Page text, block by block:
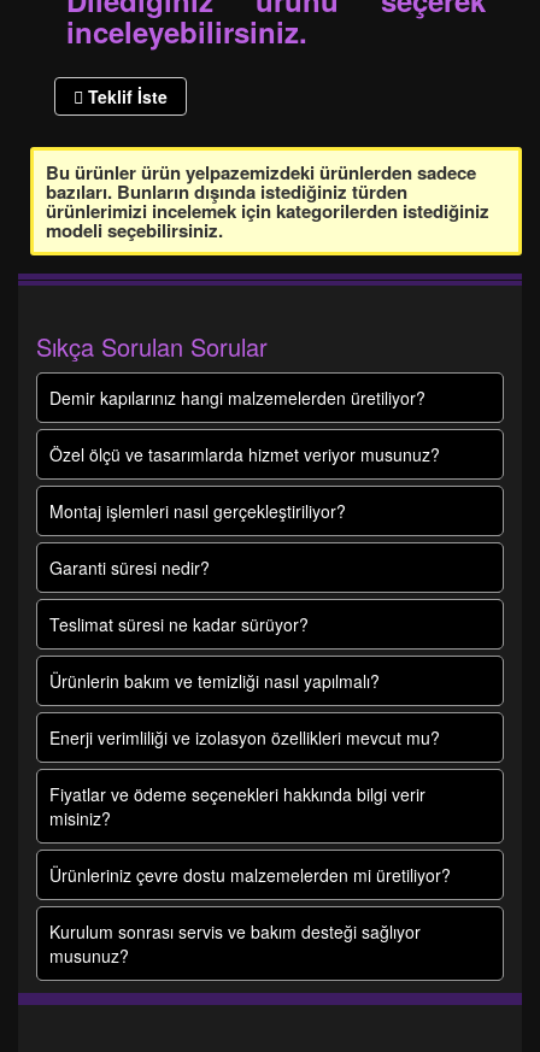
inceleyebilirsiniz.
Teklif İste
Bu ürünler ürün yelpazemizdeki ürünlerden sadece
bazıları. Bunların dışında istediğiniz türden
ürünlerimizi incelemek için kategorilerden istediğiniz
modeli seçebilirsiniz.
Sıkça Sorulan Sorular
Demir kapılarınız hangi malzemelerden üretiliyor?
Özel ölçü ve tasarımlarda hizmet veriyor musunuz?
Montaj işlemleri nasıl gerçekleştiriliyor?
Garanti süresi nedir?
Teslimat süresi ne kadar sürüyor?
Ürünlerin bakım ve temizliği nasıl yapılmalı?
Enerji verimliliği ve izolasyon özellikleri mevcut mu?
Fiyatlar ve ödeme seçenekleri hakkında bilgi verir
misiniz?
Ürünleriniz çevre dostu malzemelerden mi üretiliyor?
Kurulum sonrası servis ve bakım desteği sağlıyor
musunuz?